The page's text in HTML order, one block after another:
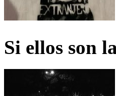
Si ellos son